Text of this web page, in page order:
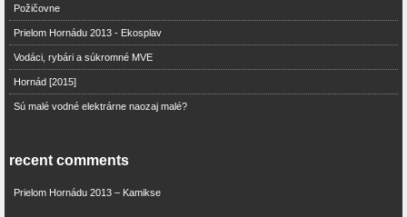
Požičovne
Prielom Hornádu 2013 - Ekosplav
Vodáci, rybári a súkromné MVE
Hornád [2015]
Sú malé vodné elektrárne naozaj malé?
recent comments
Prielom Hornádu 2013 – Kamikse